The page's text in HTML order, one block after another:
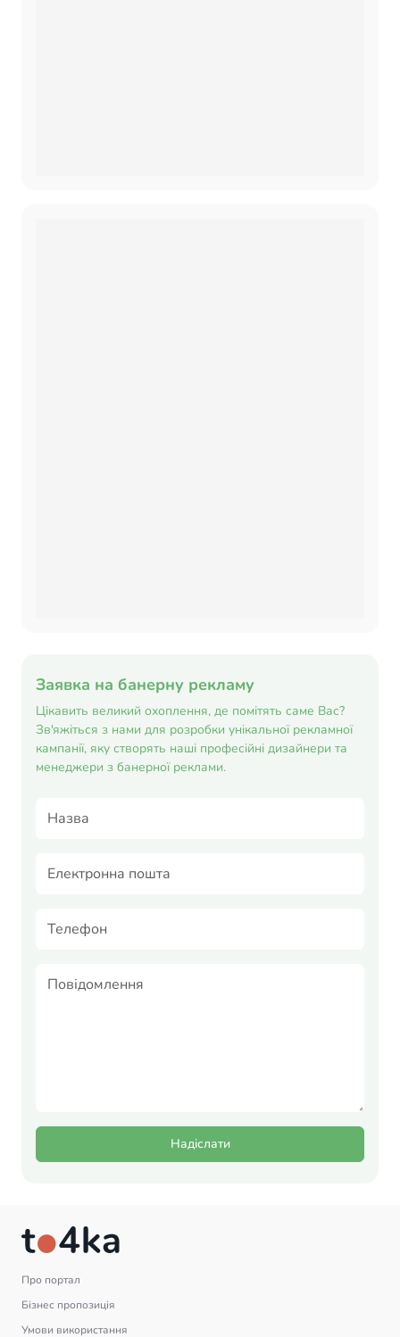
Заявка на банерну рекламу
Цікавить великий охоплення, де помітять саме Вас?
Зв'яжіться з нами для розробки унікальної рекламної
кампанії, яку створять наші професійні дизайнери та
менеджери з банерної реклами.
Надіслати
Про портал
Бізнес пропозиція
Умови використання